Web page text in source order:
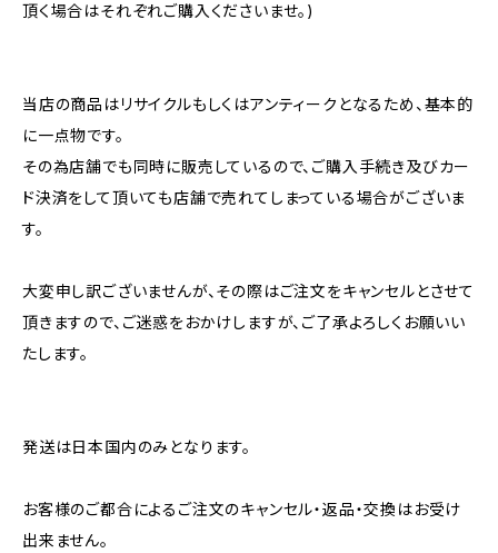
頂く場合はそれぞれご購入くださいませ。)
当店の商品はリサイクルもしくはアンティークとなるため、基本的
に一点物です。
その為店舗でも同時に販売しているので、ご購入手続き及びカー
ド決済をして頂いても店舗で売れてしまっている場合がございま
す。
大変申し訳ございませんが、その際はご注文をキャンセルとさせて
頂きますので、ご迷惑をおかけしますが、ご了承よろしくお願いい
たします。
発送は日本国内のみとなります。
お客様のご都合によるご注文のキャンセル・返品・交換はお受け
出来ません。